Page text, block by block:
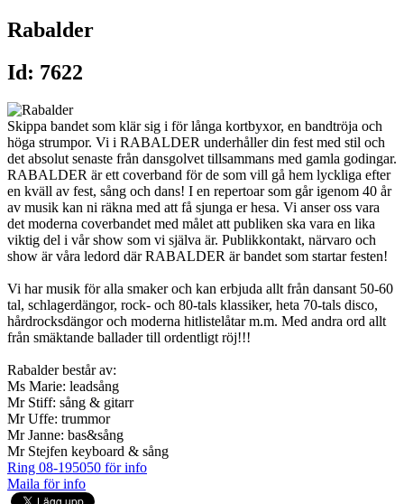
Rabalder
Id: 7622
Skippa bandet som klär sig i för långa kortbyxor, en bandtröja och
höga strumpor. Vi i RABALDER underhåller din fest med stil och
det absolut senaste från dansgolvet tillsammans med gamla godingar.
RABALDER är ett coverband för de som vill gå hem lyckliga efter
en kväll av fest, sång och dans! I en repertoar som går igenom 40 år
av musik kan ni räkna med att få sjunga er hesa. Vi anser oss vara
det moderna coverbandet med målet att publiken ska vara en lika
viktig del i vår show som vi själva är. Publikkontakt, närvaro och
show är våra ledord där RABALDER är bandet som startar festen!
Vi har musik för alla smaker och kan erbjuda allt från dansant 50-60
tal, schlagerdängor, rock- och 80-tals klassiker, heta 70-tals disco,
hårdrocksdängor och moderna hitlistelåtar m.m. Med andra ord allt
från smäktande ballader till ordentligt röj!!!
Rabalder består av:
Ms Marie: leadsång
Mr Stiff: sång & gitarr
Mr Uffe: trummor
Mr Janne: bas&sång
Mr Stejfen keyboard & sång
Ring 08-195050 för info
Maila för info